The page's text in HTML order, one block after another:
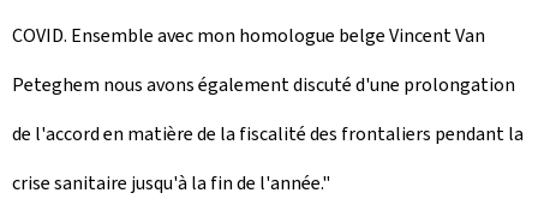
COVID. Ensemble avec mon homologue belge Vincent Van
Peteghem nous avons également discuté d'une prolongation
de l'accord en matière de la fiscalité des frontaliers pendant la
crise sanitaire jusqu'à la fin de l'année."